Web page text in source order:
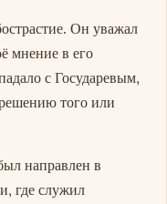
Он уважал
мнение в его
с Государевым,
того или
направлен в
где служил